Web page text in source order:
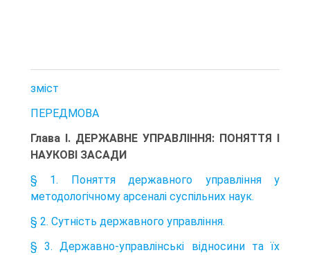
зміст
ПЕРЕДМОВА
Глава І. ДЕРЖАВНЕ УПРАВЛІННЯ: ПОНЯТТЯ І
НАУКОВІ ЗАСАДИ
§ 1. Поняття державного управління у
методологічному арсеналі суспільних наук.
§ 2. Сутність державного управління.
§ 3. Державно-управлінські відносини та їх